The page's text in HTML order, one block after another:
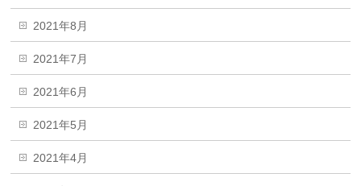
2021年8月
2021年7月
2021年6月
2021年5月
2021年4月